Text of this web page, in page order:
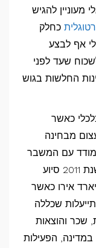
להגיש
כחלק
אף לבצע
שעד לפני
החלשות בגוש
כלכלי כאשר
מבחינה
עם המשבר
הכלכלי שפקד אותה, פורטוגל נטלה בשנת 2011 סיוע
האירופי על סך 80 מיליארד אירו כאשר
שכללה
שכר והוצאות
במדינה, הפעילות